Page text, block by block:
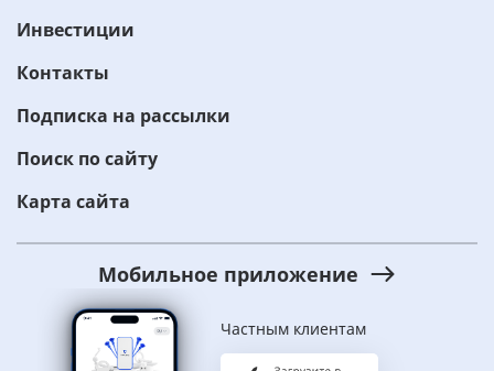
Инвестиции
Контакты
Подписка на рассылки
Поиск по сайту
Карта сайта
Мобильное приложение
Частным клиентам